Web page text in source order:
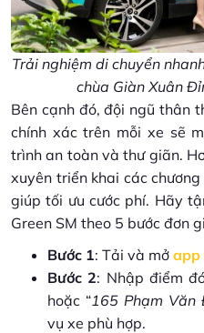
Trải nghiệm di chuyển
chùa Giàn Xuân
Bên cạnh đó, đội ngũ thân
chính xác trên mỗi xe sẽ
trình an toàn và thư giãn.
xuyên triển khai các
giúp tối ưu cước phí. Hãy
Green SM theo 5 bước đơn
Bước 1: Tải và mở app
Bước 2: Nhập điểm
hoặc “165 Phạm Văn
vụ xe phù hợp.